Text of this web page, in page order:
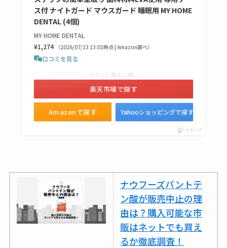
ビタクラフトのウル
売ってる場所調査
キーピング販売終了
理由はなぜ？売って
ない？売ってる場所
は？代わりの代用品
クランベリージュー
スはコンビニで売っ
てる？薬局やイオン
は？おすすめや効果
も調査
ス付 ナイトガード マウスガード 睡眠用 MY HOME
DENTAL (4個)
MY HOME DENTAL
¥1,274 （2026/07/13 13:01時点 | Amazon調べ）
口コミを見る
Amazonで探す
＼ポイント最大11倍！／
楽天市場で探す
Yahooショッピングで探す
ポチップ
ナウフーズパントテ
ン酸が販売中止の理
由は？購入可能な市
販はネットでも買え
るか徹底調査！